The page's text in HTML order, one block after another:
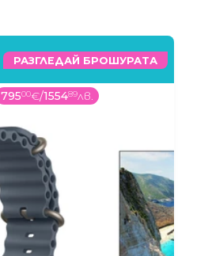
РАЗГЛЕДАЙ БРОШУРАТА
79500€/155489лв.